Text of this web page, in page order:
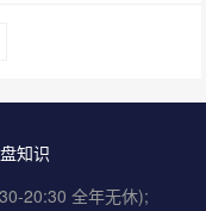
知识
20:30 全年无休);